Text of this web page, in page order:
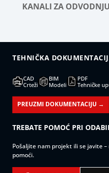
KANALI ZA
TEHNIČKA
CAD
Crteži
BIM
Modeli
PDF
Tehničke
PREUZMI DOKUMENTACIJU →
TREBATE POMOĆ PRI
Pošaljite nam projekt ili se javite
pomoći.